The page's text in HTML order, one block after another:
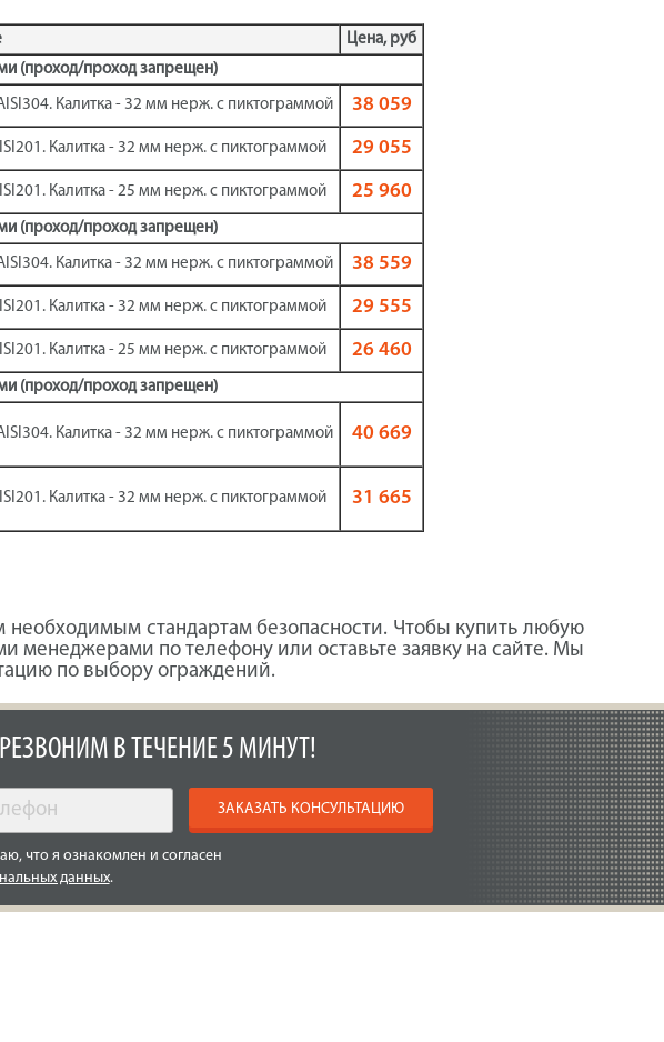
Цена, руб
(проход/проход запрещен)
Калитка - 32 мм нерж. с пиктограммой 38 059
Калитка - 32 мм нерж. с пиктограммой 29 055
Калитка - 25 мм нерж. с пиктограммой 25 960
(проход/проход запрещен)
Калитка - 32 мм нерж. с пиктограммой 38 559
Калитка - 32 мм нерж. с пиктограммой 29 555
Калитка - 25 мм нерж. с пиктограммой 26 460
(проход/проход запрещен)
Калитка - 32 мм нерж. с пиктограммой 40 669
Калитка - 32 мм нерж. с пиктограммой 31 665
необходимым стандартам безопасности. Чтобы купить любую
по телефону или оставьте заявку на сайте. Мы
по выбору ограждений.
В ТЕЧЕНИЕ 5 МИНУТ!
ЗАКАЗАТЬ КОНСУЛЬТАЦИЮ
что я ознакомлен и согласен
данных.